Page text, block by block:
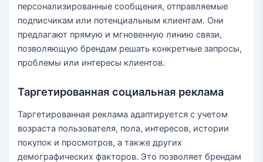
персонализированные сообщения, отправляемые
подписчикам или потенциальным клиентам. Они
предлагают прямую и мгновенную линию связи,
позволяющую брендам решать конкретные запросы,
проблемы или интересы клиентов.
Таргетированная социальная реклама
Таргетированная реклама адаптируется с учетом
возраста пользователя, пола, интересов, истории
покупок и просмотров, а также других
демографических факторов. Это позволяет брендам